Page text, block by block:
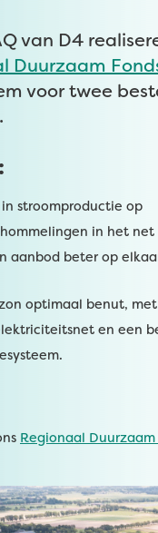
van D4
Duurzaam
voor twee
stroomproductie op
in het net
aanbod beter op
optimaal benut,
en een
Regionaal Duurzaam